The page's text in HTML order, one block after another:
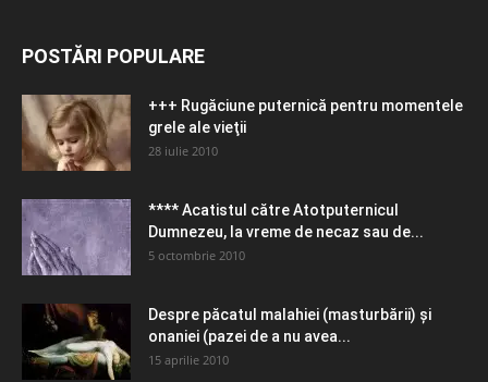
POSTĂRI POPULARE
+++ Rugăciune puternică pentru momentele
grele ale vieţii
28 iulie 2010
**** Acatistul către Atotputernicul
Dumnezeu, la vreme de necaz sau de...
5 octombrie 2010
Despre păcatul malahiei (masturbării) şi
onaniei (pazei de a nu avea...
15 aprilie 2010